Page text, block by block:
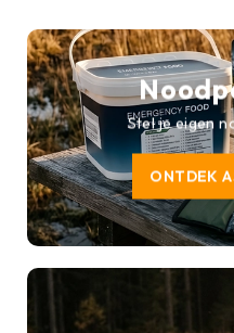
Stel je eigen
ONTDEK